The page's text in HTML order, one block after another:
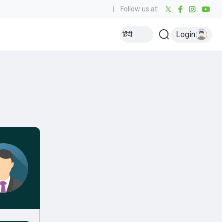
Follow us at:
हिंदी Login